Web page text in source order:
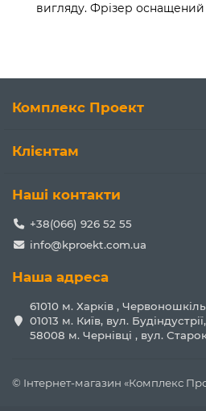
вигляду. Фрізер
Комплекс Проект
Клієнтам
Наші контакти
+38(066) 926 52 55
info@kproekt.com.ua
Наша адреса
61010 м. Харків ,
01013 м. Київ, вул.
58008 м. Чернівці , вул.
© Інтернет-магазин «Комплекс